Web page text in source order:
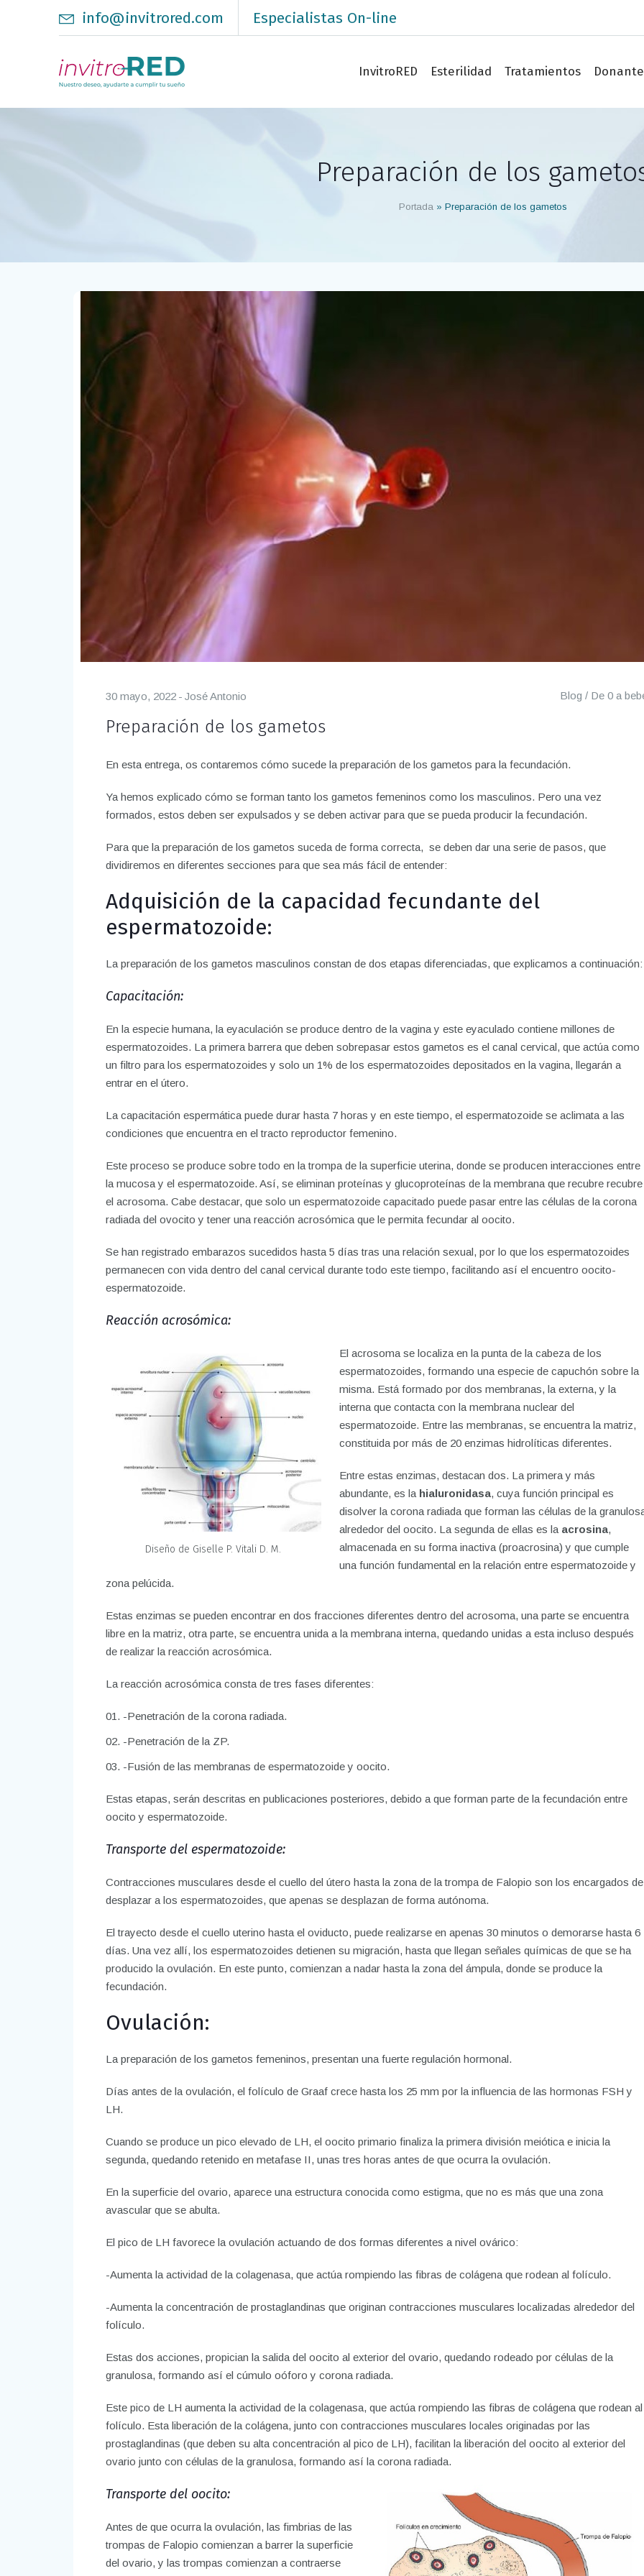
info@invitrored.com Especialistas On-line
InvitroRED Esterilidad Tratamientos
Preparación de los
Portada » Preparación de los gametos
Blog / De 0 a
30 mayo, 2022 José Antonio
Preparación de los gametos
En esta entrega, os contaremos cómo sucede la preparación de los gametos para la fecundación.
Ya hemos explicado cómo se forman tanto los gametos femeninos como los masculinos. Pero una vez
formados, estos deben ser expulsados y se deben activar para que se pueda producir la fecundación.
Para que la preparación de los gametos suceda de forma correcta, se deben dar una serie de pasos, que
dividiremos en diferentes secciones para que sea más fácil de entender:
Adquisición de la capacidad fecundante del
espermatozoide:
La preparación de los gametos masculinos constan de dos etapas diferenciadas, que explicamos a continuación:
Capacitación:
En la especie humana, la eyaculación se produce dentro de la vagina y este eyaculado contiene millones de
espermatozoides. La primera barrera que deben sobrepasar estos gametos es el canal cervical, que actúa como
un filtro para los espermatozoides y solo un 1% de los espermatozoides depositados en la vagina, llegarán a
entrar en el útero.
La capacitación espermática puede durar hasta 7 horas y en este tiempo, el espermatozoide se aclimata a las
condiciones que encuentra en el tracto reproductor femenino.
Este proceso se produce sobre todo en la trompa de la superficie uterina, donde se producen interacciones entre
la mucosa y el espermatozoide. Así, se eliminan proteínas y glucoproteínas de la membrana que recubre recubre
el acrosoma. Cabe destacar, que solo un espermatozoide capacitado puede pasar entre las células de la corona
radiada del ovocito y tener una reacción acrosómica que le permita fecundar al oocito.
Se han registrado embarazos sucedidos hasta 5 días tras una relación sexual, por lo que los espermatozoides
permanecen con vida dentro del canal cervical durante todo este tiempo, facilitando así el encuentro oocito-
espermatozoide.
Reacción acrosómica:
Diseño de Giselle P. Vitali D. M.
El acrosoma se localiza en la punta de la cabeza de los
espermatozoides, formando una especie de capuchón sobre la
misma. Está formado por dos membranas, la externa, y la
interna que contacta con la membrana nuclear del
espermatozoide. Entre las membranas, se encuentra la matriz,
constituida por más de 20 enzimas hidrolíticas diferentes.
Entre estas enzimas, destacan dos. La primera y más
abundante, es la hialuronidasa, cuya función principal es
disolver la corona radiada que forman las células de la
alrededor del oocito. La segunda de ellas es la acrosina,
almacenada en su forma inactiva (proacrosina) y que cumple
una función fundamental en la relación entre espermatozoide y
zona pelúcida.
Estas enzimas se pueden encontrar en dos fracciones diferentes dentro del acrosoma, una parte se encuentra
libre en la matriz, otra parte, se encuentra unida a la membrana interna, quedando unidas a esta incluso después
de realizar la reacción acrosómica.
La reacción acrosómica consta de tres fases diferentes:
-Penetración de la corona radiada.
-Penetración de la ZP.
-Fusión de las membranas de espermatozoide y oocito.
Estas etapas, serán descritas en publicaciones posteriores, debido a que forman parte de la fecundación entre
oocito y espermatozoide.
Transporte del espermatozoide:
Contracciones musculares desde el cuello del útero hasta la zona de la trompa de Falopio son los encargados de
desplazar a los espermatozoides, que apenas se desplazan de forma autónoma.
El trayecto desde el cuello uterino hasta el oviducto, puede realizarse en apenas 30 minutos o demorarse hasta 6
días. Una vez allí, los espermatozoides detienen su migración, hasta que llegan señales químicas de que se ha
producido la ovulación. En este punto, comienzan a nadar hasta la zona del ámpula, donde se produce la
fecundación.
Ovulación:
La preparación de los gametos femeninos, presentan una fuerte regulación hormonal.
Días antes de la ovulación, el folículo de Graaf crece hasta los 25 mm por la influencia de las hormonas FSH y
LH.
Cuando se produce un pico elevado de LH, el oocito primario finaliza la primera división meiótica e inicia la
segunda, quedando retenido en metafase II, unas tres horas antes de que ocurra la ovulación.
En la superficie del ovario, aparece una estructura conocida como estigma, que no es más que una zona
avascular que se abulta.
El pico de LH favorece la ovulación actuando de dos formas diferentes a nivel ovárico:
-Aumenta la actividad de la colagenasa, que actúa rompiendo las fibras de colágena que rodean al folículo.
-Aumenta la concentración de prostaglandinas que originan contracciones musculares localizadas alrededor del
folículo.
Estas dos acciones, propician la salida del oocito al exterior del ovario, quedando rodeado por células de la
granulosa, formando así el cúmulo oóforo y corona radiada.
Este pico de LH aumenta la actividad de la colagenasa, que actúa rompiendo las fibras de colágena que rodean al
folículo. Esta liberación de la colágena, junto con contracciones musculares locales originadas por las
prostaglandinas (que deben su alta concentración al pico de LH), facilitan la liberación del oocito al exterior del
ovario junto con células de la granulosa, formando así la corona radiada.
Transporte del oocito:
Antes de que ocurra la ovulación, las fimbrias de las
trompas de Falopio comienzan a barrer la superficie
del ovario, y las trompas comienzan a contraerse